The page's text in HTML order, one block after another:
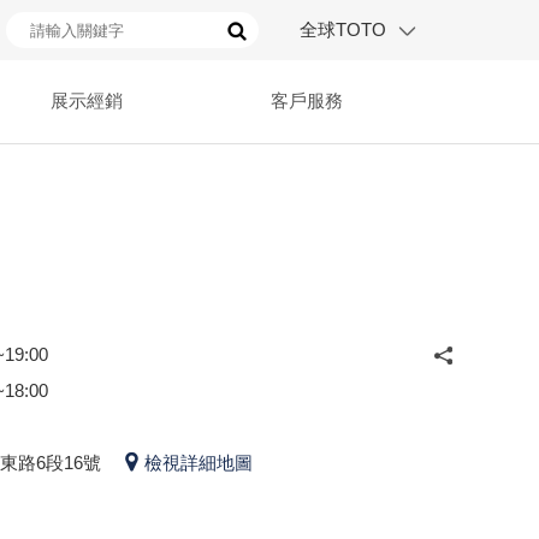
全球TOTO
展示經銷 客戶服務
路6段16號 檢視詳細地圖